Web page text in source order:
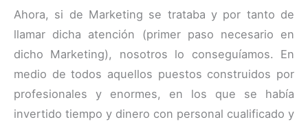
Ahora, si de Marketing se trataba y por tanto de
llamar dicha atención (primer paso necesario en
dicho Marketing), nosotros lo conseguíamos. En
medio de todos aquellos puestos construidos por
profesionales y enormes, en los que se había
invertido tiempo y dinero con personal cualificado y